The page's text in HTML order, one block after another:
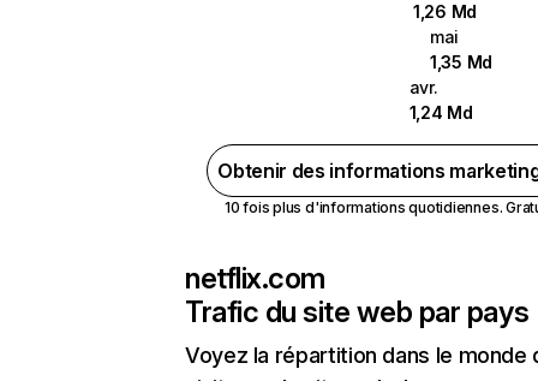
1,26 Md
mai
1,35 Md
avr.
1,24 Md
Obtenir des informations
10 fois plus d'informations quotidiennes.
netflix.com
Trafic du site web par pays
Voyez la répartition dans le monde